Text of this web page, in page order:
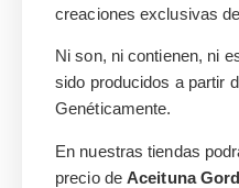
creaciones exclusivas
Ni son, ni contienen, ni
sido producidos a partir
Genéticamente.
En nuestras tiendas
precio de Aceituna